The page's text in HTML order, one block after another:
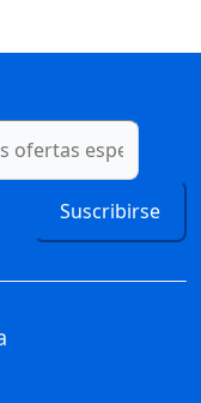
Suscribirse